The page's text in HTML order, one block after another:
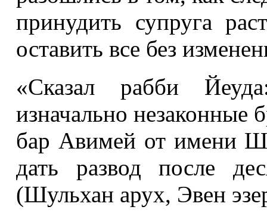
принудить супруга
оставить все без
«Сказал рабби
изначально незаконные
бар Авимей от имени
дать развод после
(Шульхан арух, Эвен